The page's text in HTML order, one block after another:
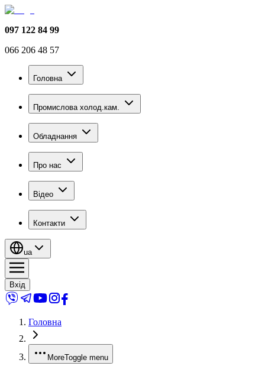
097 122 84 99
066 206 48 57
Головна
Промислова холод.кам.
Обладнання
Про нас
Відео
Контакти
ua
Вхід
Головна
MoreToggle menu